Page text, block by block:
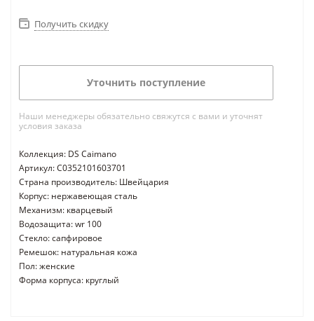
Получить скидку
Уточнить поступление
Наши менеджеры обязательно свяжутся с вами и уточнят
условия заказа
Коллекция: DS Caimano
Артикул: C0352101603701
Страна производитель: Швейцария
Корпус: нержавеющая сталь
Механизм: кварцевый
Водозащита: wr 100
Стекло: сапфировое
Ремешок: натуральная кожа
Пол: женские
Форма корпуса: круглый